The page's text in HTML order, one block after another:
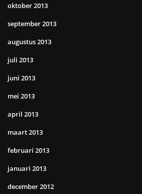
oktober 2013
september 2013
augustus 2013
juli 2013
juni 2013
mei 2013
april 2013
maart 2013
februari 2013
januari 2013
december 2012